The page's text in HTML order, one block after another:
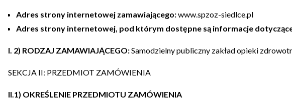
Adres strony internetowej zamawiającego:www.spzoz-siedlce.pl
Adres strony internetowej, pod którym dostępne są informacje
I. 2) RODZAJ ZAMAWIAJĄCEGO:Samodzielny publiczny zakład opieki
SEKCJA II: PRZEDMIOT ZAMÓWIENIA
II.1) OKREŚLENIE PRZEDMIOTU ZAMÓWIENIA